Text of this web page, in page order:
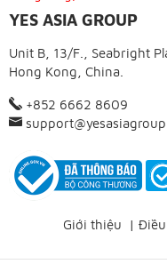
YES ASIA GROUP
Unit B, 13/F., Seabright
Hong Kong, China.
+852 6662 8609
Giới thiệu |